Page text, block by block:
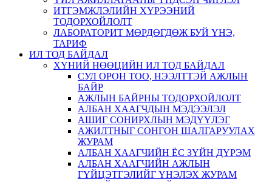
ИТГЭМЖЛЭЛИЙН ХҮРЭЭНИЙ
ТОДОРХОЙЛОЛТ
ЛАБОРАТОРИТ МӨРДӨГДӨЖ БУЙ ҮНЭ,
ТАРИФ
ИЛ ТОД БАЙДАЛ
ХҮНИЙ НӨӨЦИЙН ИЛ ТОД БАЙДАЛ
СУЛ ОРОН ТОО, НЭЭЛТТЭЙ АЖЛЫН
БАЙР
АЖЛЫН БАЙРНЫ ТОДОРХОЙЛОЛТ
АЛБАН ХААГЧДЫН МЭДЭЭЛЭЛ
АШИГ СОНИРХЛЫН МЭДҮҮЛЭГ
АЖИЛТНЫГ СОНГОН ШАЛГАРУУЛАХ
ЖУРАМ
АЛБАН ХААГЧИЙН ЁС ЗҮЙН ДҮРЭМ
АЛБАН ХААГЧИЙН АЖЛЫН
ГҮЙЦЭТГЭЛИЙГ ҮНЭЛЭХ ЖУРАМ